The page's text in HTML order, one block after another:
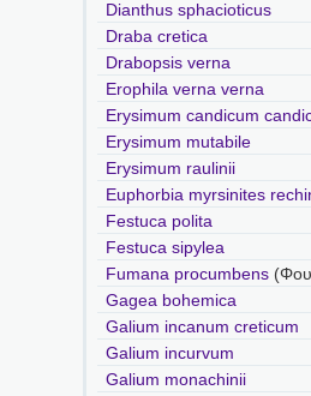
Dianthus sphacioticus
Draba cretica
Drabopsis verna
Erophila verna verna
Erysimum candicum
Erysimum mutabile
Erysimum raulinii
Euphorbia myrsinites
Festuca polita
Festuca sipylea
Fumana procumbens
Gagea bohemica
Galium incanum creticum
Galium incurvum
Galium monachinii